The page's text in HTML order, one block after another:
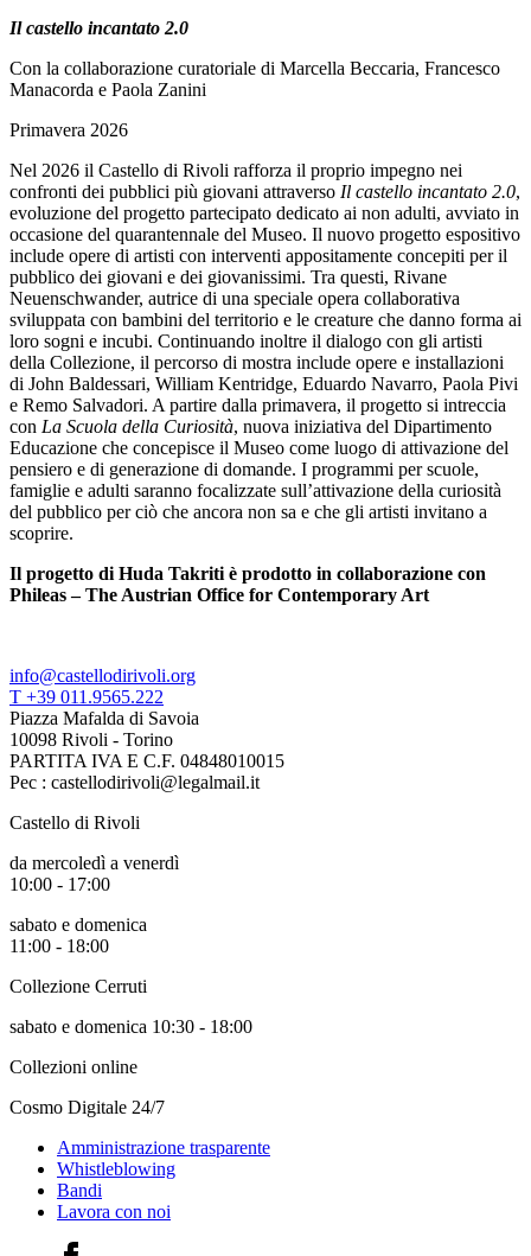
Il castello incantato 2.0
Con la collaborazione curatoriale di Marcella Beccaria, Francesco
Manacorda e Paola Zanini
Primavera 2026
Nel 2026 il Castello di Rivoli rafforza il proprio impegno nei
confronti dei pubblici più giovani attraverso Il castello incantato 2.0,
evoluzione del progetto partecipato dedicato ai non adulti, avviato in
occasione del quarantennale del Museo. Il nuovo progetto espositivo
include opere di artisti con interventi appositamente concepiti per il
pubblico dei giovani e dei giovanissimi. Tra questi, Rivane
Neuenschwander, autrice di una speciale opera collaborativa
sviluppata con bambini del territorio e le creature che danno forma ai
loro sogni e incubi. Continuando inoltre il dialogo con gli artisti
della Collezione, il percorso di mostra include opere e installazioni
di John Baldessari, William Kentridge, Eduardo Navarro, Paola Pivi
e Remo Salvadori. A partire dalla primavera, il progetto si intreccia
con La Scuola della Curiosità, nuova iniziativa del Dipartimento
Educazione che concepisce il Museo come luogo di attivazione del
pensiero e di generazione di domande. I programmi per scuole,
famiglie e adulti saranno focalizzate sull’attivazione della curiosità
del pubblico per ciò che ancora non sa e che gli artisti invitano a
scoprire.
Il progetto di Huda Takriti è prodotto in collaborazione con
Phileas – The Austrian Office for Contemporary Art
info@castellodirivoli.org
T +39 011.9565.222
Piazza Mafalda di Savoia
10098 Rivoli - Torino
PARTITA IVA E C.F. 04848010015
Pec : castellodirivoli@legalmail.it
Castello di Rivoli
da mercoledì a venerdì
10:00 - 17:00
sabato e domenica
11:00 - 18:00
Collezione Cerruti
sabato e domenica 10:30 - 18:00
Collezioni online
Cosmo Digitale 24/7
Amministrazione trasparente
Whistleblowing
Bandi
Lavora con noi
Facebook